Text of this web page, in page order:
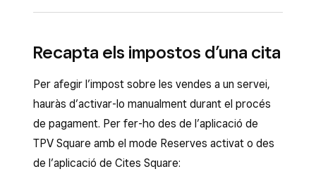
del calendari i toca
Revisa i cobra
article o un descompte>Bescanvia les
recompenses.
Selecciona el client per consultar les
recompenses que té disponibles i toca
Aplica a la cistella
cita.
Des de l’aplicació de TPV Square amb el mode
Reserves activat o des de l’aplicació de TPV de
Cites Square:
Obre l’aplicació de TPV, ves al calendari i
Recapta els impostos d’una cita
Per afegir l’impost sobre les vendes a un servei,
hauràs d’activar-lo manualment durant el procés
de pagament. Per fer-ho des de l’aplicació de
TPV Square amb el mode Reserves activat o des
de l’aplicació de Cites Square: